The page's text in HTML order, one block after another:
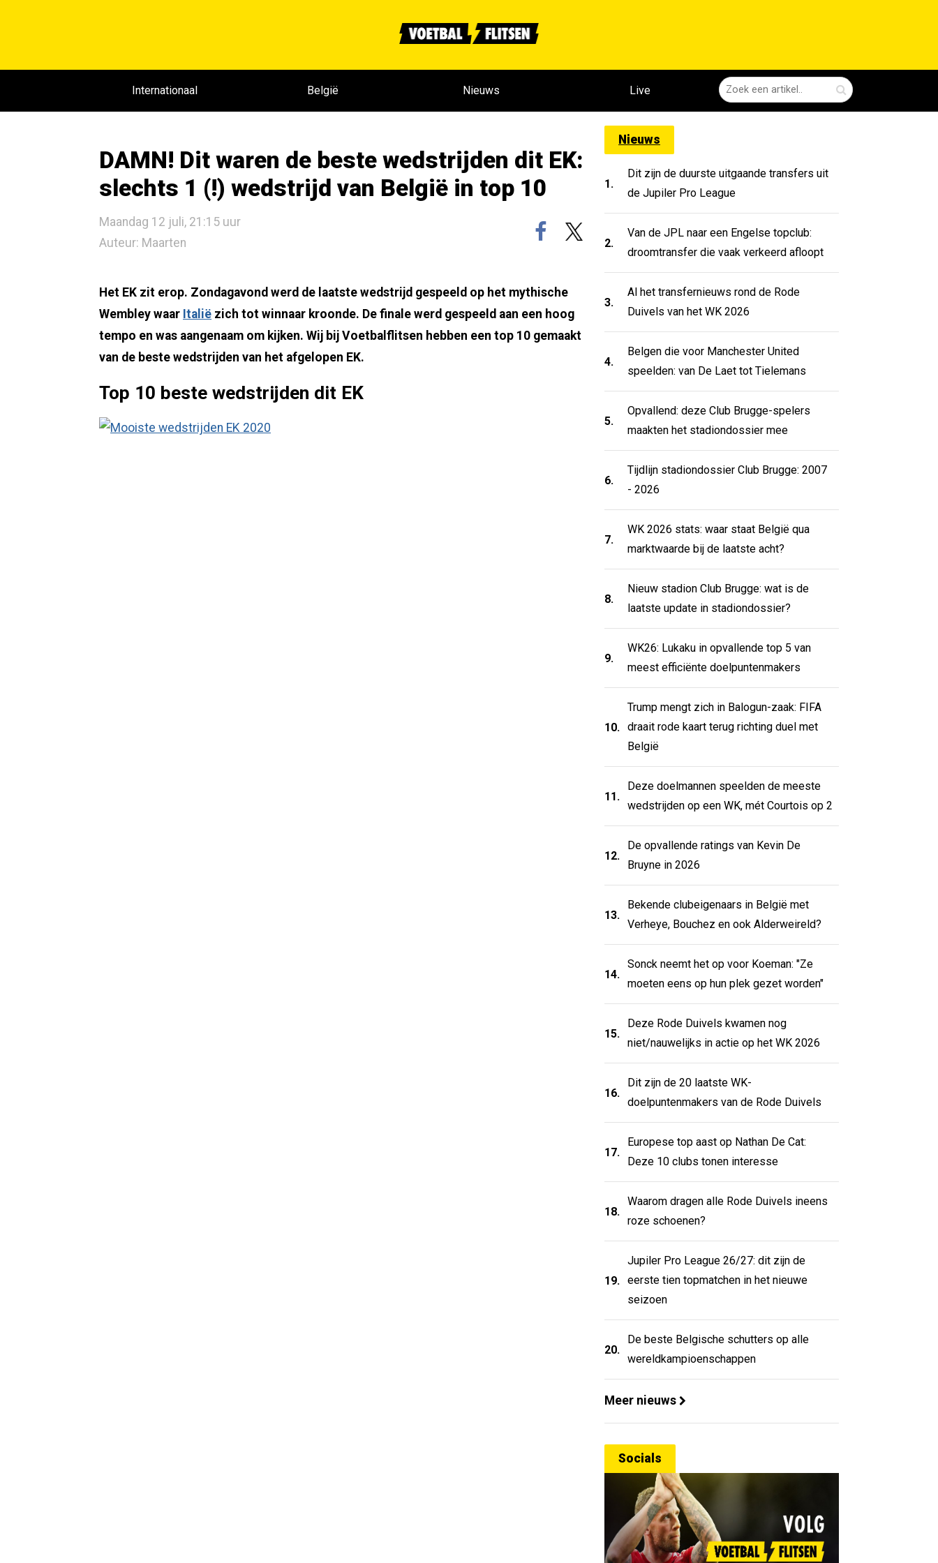
Internationaal België Nieuws Live
DAMN! Dit waren de beste wedstrijden dit EK:
slechts 1 (!) wedstrijd van België in top 10
Maandag 12 juli, 21:15 uur
Auteur: Maarten
Het EK zit erop. Zondagavond werd de laatste wedstrijd gespeeld op het mythische
Wembley waar Italië zich tot winnaar kroonde. De finale werd gespeeld aan een hoog
tempo en was aangenaam om kijken. Wij bij Voetbalflitsen hebben een top 10 gemaakt
van de beste wedstrijden van het afgelopen EK.
Top 10 beste wedstrijden dit EK
Nieuws
1.
Dit zijn de duurste uitgaande transfers uit
de Jupiler Pro League
2.
Van de JPL naar een Engelse topclub:
droomtransfer die vaak verkeerd afloopt
3.
Al het transfernieuws rond de Rode
Duivels van het WK 2026
4.
Belgen die voor Manchester United
speelden: van De Laet tot Tielemans
5.
Opvallend: deze Club Brugge-spelers
maakten het stadiondossier mee
6.
Tijdlijn stadiondossier Club Brugge: 2007
- 2026
7.
WK 2026 stats: waar staat België qua
marktwaarde bij de laatste acht?
8.
Nieuw stadion Club Brugge: wat is de
laatste update in stadiondossier?
9.
WK26: Lukaku in opvallende top 5 van
meest efficiënte doelpuntenmakers
10.
Trump mengt zich in Balogun-zaak: FIFA
draait rode kaart terug richting duel met
België
11.
Deze doelmannen speelden de meeste
wedstrijden op een WK, mét Courtois op 2
12.
De opvallende ratings van Kevin De
Bruyne in 2026
13.
Bekende clubeigenaars in België met
Verheye, Bouchez en ook Alderweireld?
14.
Sonck neemt het op voor Koeman: "Ze
moeten eens op hun plek gezet worden"
15.
Deze Rode Duivels kwamen nog
niet/nauwelijks in actie op het WK 2026
16.
Dit zijn de 20 laatste WK-
doelpuntenmakers van de Rode Duivels
17.
Europese top aast op Nathan De Cat:
Deze 10 clubs tonen interesse
18.
Waarom dragen alle Rode Duivels ineens
roze schoenen?
19.
Jupiler Pro League 26/27: dit zijn de
eerste tien topmatchen in het nieuwe
seizoen
20.
De beste Belgische schutters op alle
wereldkampioenschappen
Meer nieuws
Socials